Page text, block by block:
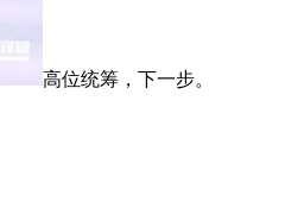
高位统筹，下一步。